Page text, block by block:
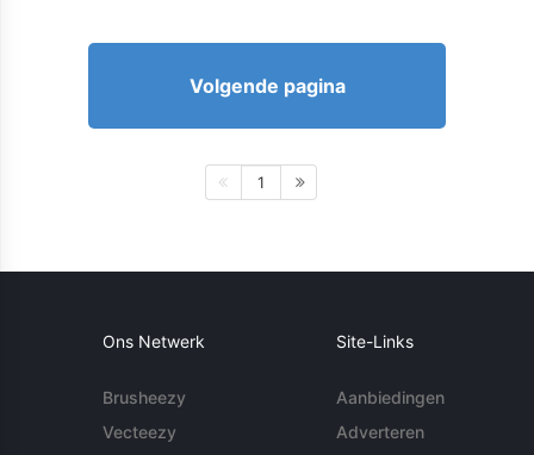
Volgende pagina
1
Ons Netwerk
Brusheezy
Vecteezy
Site-Links
Aanbiedingen
Adverteren